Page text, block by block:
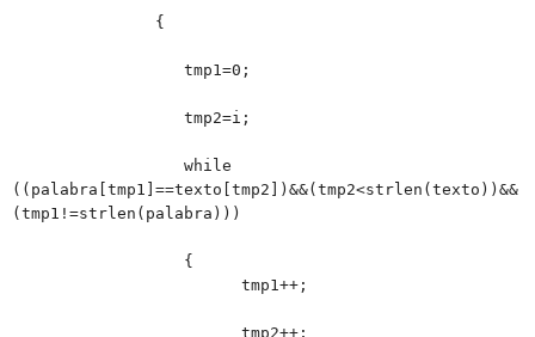
{
tmp1=0;
tmp2=i;
while
((palabra[tmp1]==texto[tmp2])&&(tmp2<strlen(texto))&&
(tmp1!=strlen(palabra)))
{
tmp1++;
tmp2++;